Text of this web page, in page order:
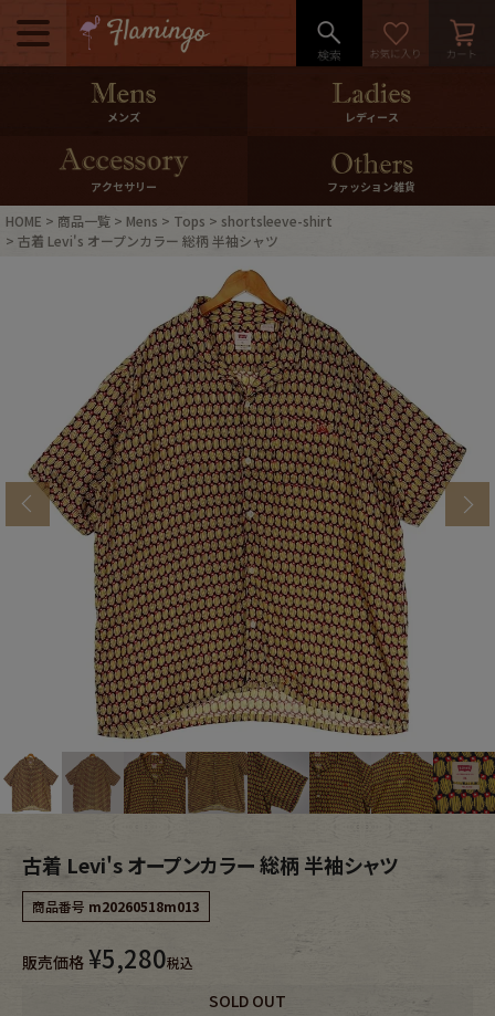
メニュー
500pt＆10％Offクーポンプレゼン
10％0ffクーポンプレゼント
ログイン・会員登録
マイページ
ご利用ガイド International Shipping
店舗紹介 特集一覧
ブランドから探す スタッフコーディネート
年代から探す 古着卸DOCK
メンズ商品カテゴリーから探す
Outer
Bottoms Fafatt
レディース商品カテゴリーから探す
Tops
メンズ レディース
アクセサリー ファッション雑貨
HOME 商品一覧 Mens Tops
shortsleeve-shirt
古着 Levi's オープンカラー 総柄 半袖シャツ
古着 Levi's オープンカラー 総柄 半袖シャツ
商品番号 m20260518m013
販売価格 ¥5,280税込
SOLD OUT